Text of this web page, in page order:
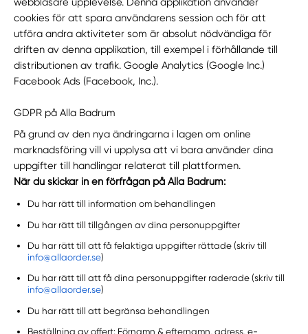
cookies för att spara användarens session och för att
utföra andra aktiviteter som är absolut nödvändiga för
driften av denna applikation, till exempel i förhållande till
distributionen av trafik. Google Analytics (Google Inc.)
Facebook Ads (Facebook, Inc.).
GDPR på Alla Badrum
På grund av den nya ändringarna i lagen om online
marknadsföring vill vi upplysa att vi bara använder dina
uppgifter till handlingar relaterat till plattformen.
När du skickar in en förfrågan på Alla Badrum:
Du har rätt till information om behandlingen
Du har rätt till tillgången av dina personuppgifter
Du har rätt till att få felaktiga uppgifter rättade (skriv till
info@allaorder.se)
Du har rätt till att få dina personuppgifter raderade (skriv till
info@allaorder.se)
Du har rätt till att begränsa behandlingen
Beställning av offert: Förnamn & efternamn, adress, e-